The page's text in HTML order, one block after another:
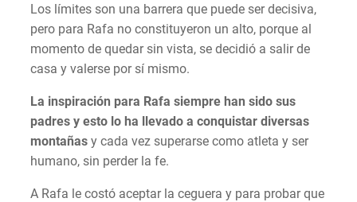
Los límites son una barrera que puede ser decisiva,
pero para Rafa no constituyeron un alto, porque al
momento de quedar sin vista, se decidió a salir de
casa y valerse por sí mismo.
La inspiración para Rafa siempre han sido sus
padres y esto lo ha llevado a conquistar diversas
montañas y cada vez superarse como atleta y ser
humano, sin perder la fe.
A Rafa le costó aceptar la ceguera y para probar que